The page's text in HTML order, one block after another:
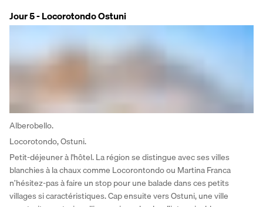
Jour 5 - Locorotondo Ostuni
Alberobello.
Locorotondo, Ostuni.
Petit-déjeuner à l'hôtel. La région se distingue avec ses villes
blanchies à la chaux comme Locorontondo ou Martina Franca
n’hésitez-pas à faire un stop pour une balade dans ces petits
villages si caractéristiques. Cap ensuite vers Ostuni, une ville